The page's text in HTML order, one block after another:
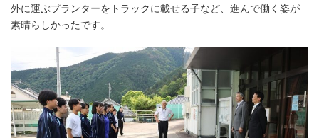
外に運ぶプランターをトラックに載せる子など、進んで働く姿が
素晴らしかったです。